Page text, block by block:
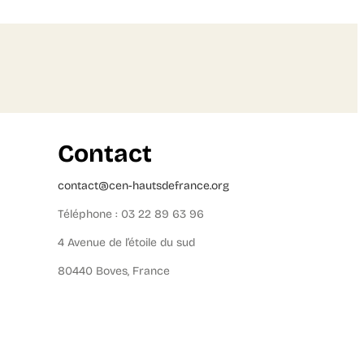
Contact
contact@cen-hautsdefrance.org
Téléphone : 03 22 89 63 96
4 Avenue de l’étoile du sud
80440 Boves, France